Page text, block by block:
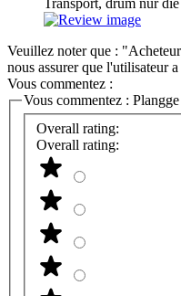
Veuillez noter que :
nous assurer que l'utilisateur
Vous commentez :
Vous commentez :
Overall rating:
Overall rating: